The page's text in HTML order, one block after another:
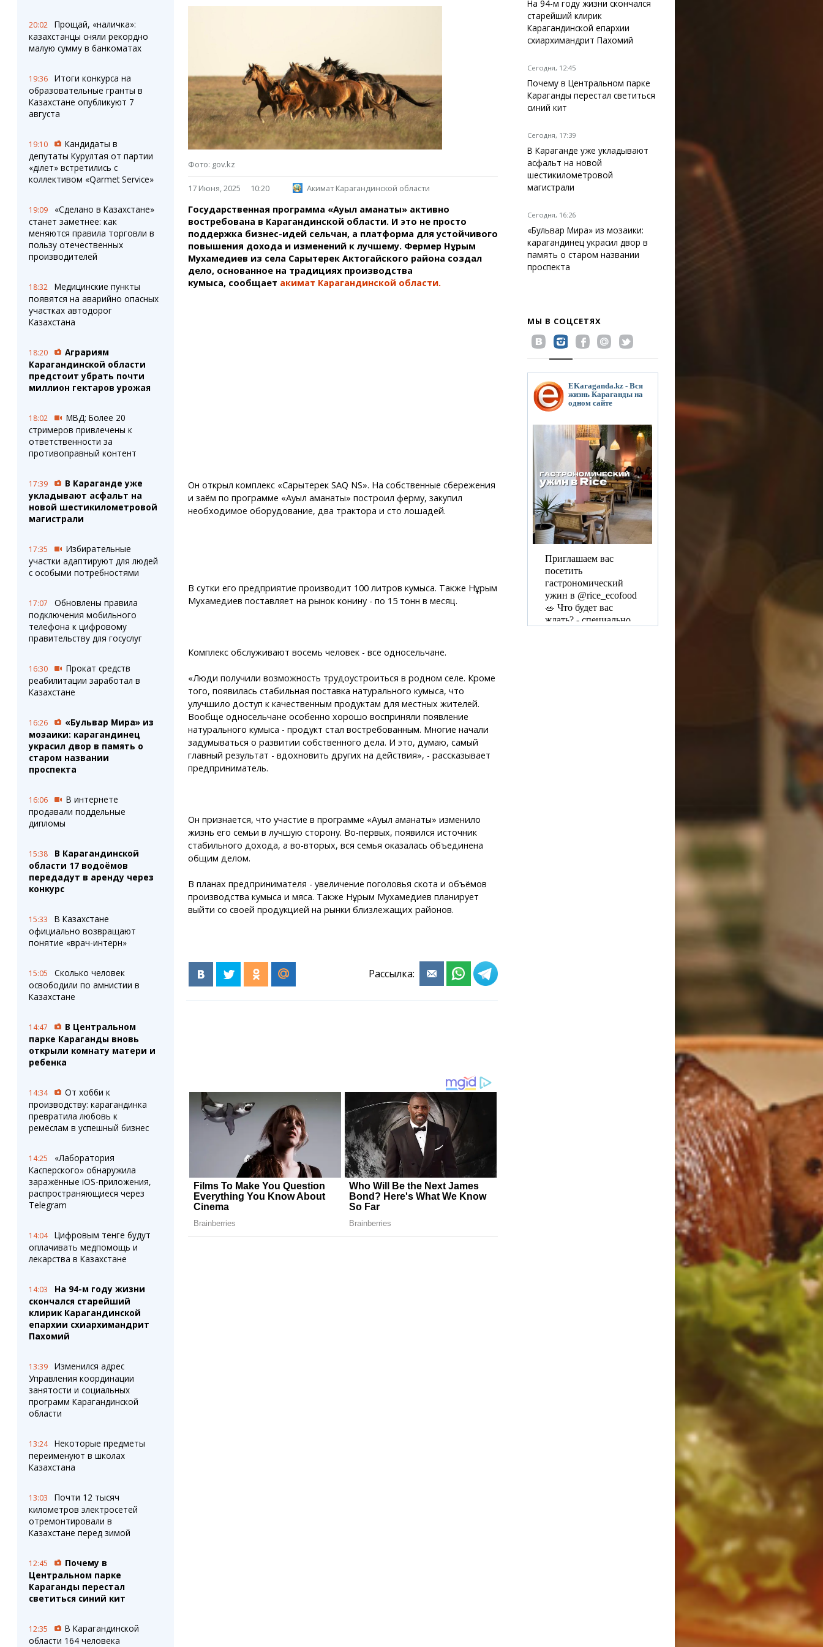
Коллаж недели
Ешкин гороскоп
Медиа
Фото
Видео
Timelapse
Сервисы
Переводчик
Справочник
Расписание транспорта
Автобусные остановки
Экстренные службы
Каталог компаний
20:02
Прощай, «наличка»:
казахстанцы сняли рекордно
малую сумму в банкоматах
19:36
Итоги конкурса на
образовательные гранты в
Казахстане опубликуют 7
августа
19:10
Кандидаты в
депутаты Курултая от партии
«Әділет» встретились с
коллективом «Qarmet Service»
19:09
«Сделано в Казахстане»
станет заметнее: как
меняются правила торговли в
пользу отечественных
производителей
18:32
Медицинские пункты
появятся на аварийно опасных
участках автодорог
Казахстана
18:20
Аграриям
Карагандинской области
предстоит убрать почти
миллион гектаров урожая
18:02
МВД: Более 20
стримеров привлечены к
ответственности за
противоправный контент
17:39
В Караганде уже
укладывают асфальт на
новой шестикилометровой
магистрали
17:35
Избирательные
участки адаптируют для людей
с особыми потребностями
17:07
Обновлены правила
подключения мобильного
телефона к цифровому
правительству для госуслуг
16:30
Прокат средств
реабилитации заработал в
Казахстане
16:26
«Бульвар Мира» из
мозаики: карагандинец
украсил двор в память о
старом названии
проспекта
16:06
В интернете
продавали поддельные
дипломы
15:38
В Карагандинской
области 17 водоёмов
передадут в аренду через
конкурс
15:33
В Казахстане
официально возвращают
понятие «врач-интерн»
15:05
Сколько человек
освободили по амнистии в
Казахстане
14:47
В Центральном
парке Караганды вновь
открыли комнату матери и
ребенка
14:34
От хобби к
производству: карагандинка
превратила любовь к
ремёслам в успешный бизнес
14:25
«Лаборатория
Касперского» обнаружила
заражённые iOS-приложения,
распространяющиеся через
Telegram
14:04
Цифровым тенге будут
оплачивать медпомощь и
лекарства в Казахстане
14:03
На 94-м году жизни
скончался старейший
клирик Карагандинской
епархии схиархимандрит
Пахомий
13:39
Изменился адрес
Управления координации
занятости и социальных
программ Карагандинской
области
13:24
Некоторые предметы
переименуют в школах
Казахстана
13:03
Почти 12 тысяч
километров электросетей
отремонтировали в
Казахстане перед зимой
12:45
Почему в
Центральном парке
Караганды перестал
светиться синий кит
12:35
В Карагандинской
области 164 человека
Фото: gov.kz
17 Июня, 2025 10:20 Акимат Карагандинской области
Государственная программа «Ауыл аманаты» активно
востребована в Карагандинской области. И это не просто
поддержка бизнес-идей сельчан, а платформа для устойчивого
повышения дохода и изменений к лучшему. Фермер Нұрым
Мухамедиев из села Сарытерек Актогайского района создал
дело, основанное на традициях производства
кумыса, сообщает акимат Карагандинской области.
Он открыл комплекс «Сарытерек SAQ NS». На собственные сбережения
и заём по программе «Ауыл аманаты» построил ферму, закупил
необходимое оборудование, два трактора и сто лошадей.
В сутки его предприятие производит 100 литров кумыса. Также Нұрым
Мухамедиев поставляет на рынок конину - по 15 тонн в месяц.
Комплекс обслуживают восемь человек - все односельчане.
«Люди получили возможность трудоустроиться в родном селе. Кроме
того, появилась стабильная поставка натурального кумыса, что
улучшило доступ к качественным продуктам для местных жителей.
Вообще односельчане особенно хорошо восприняли появление
натурального кумыса - продукт стал востребованным. Многие начали
задумываться о развитии собственного дела. И это, думаю, самый
главный результат - вдохновить других на действия», - рассказывает
предприниматель.
Он признается, что участие в программе «Ауыл аманаты» изменило
жизнь его семьи в лучшую сторону. Во-первых, появился источник
стабильного дохода, а во-вторых, вся семья оказалась объединена
общим делом.
В планах предпринимателя - увеличение поголовья скота и объёмов
производства кумыса и мяса. Также Нұрым Мухамедиев планирует
выйти со своей продукцией на рынки близлежащих районов.
Рассылка:
На 94-м году жизни скончался
старейший клирик
Карагандинской епархии
схиархимандрит Пахомий
Сегодня, 12:45
Почему в Центральном парке
Караганды перестал светиться
синий кит
Сегодня, 17:39
В Караганде уже укладывают
асфальт на новой
шестикилометровой
магистрали
Сегодня, 16:26
«Бульвар Мира» из мозаики:
карагандинец украсил двор в
память о старом названии
проспекта
МЫ В СОЦСЕТЯХ
EKaraganda.kz - Вся
жизнь Караганды на
одном сайте